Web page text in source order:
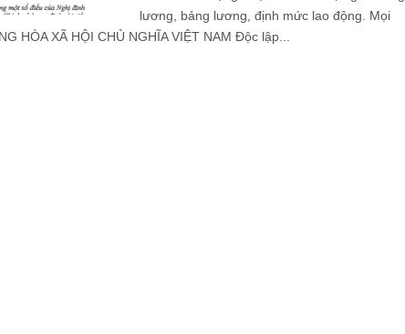
lương, bảng lương, định mức lao động. Mọi
HÒA XÃ HỘI CHỦ NGHĨA VIỆT NAM Độc lập...